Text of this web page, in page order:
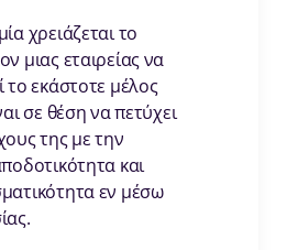
χρειάζεται το
μιας εταιρείας να
το εκάστοτε μέλος
σε θέση να πετύχει
της με την
και
εν μέσω